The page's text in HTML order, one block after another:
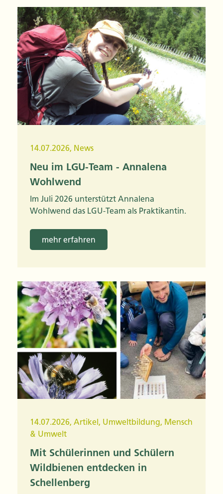
14.07.2026, News
Neu im LGU-Team - Annalena
Wohlwend
Im Juli 2026 unterstützt Annalena
Wohlwend das LGU-Team als Praktikantin.
mehr erfahren
14.07.2026, Artikel, Umweltbildung, Mensch
& Umwelt
Mit Schülerinnen und Schülern
Wildbienen entdecken in
Schellenberg